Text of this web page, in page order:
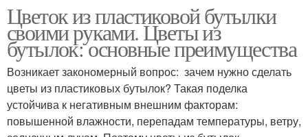
Цветок из пластиковой бутылки
своими руками. Цветы из
бутылок: основные преимущества
Возникает закономерный вопрос: зачем нужно сделать
цветы из пластиковых бутылок? Такая поделка
устойчива к негативным внешним факторам:
повышенной влажности, перепадам температуры, ветру,